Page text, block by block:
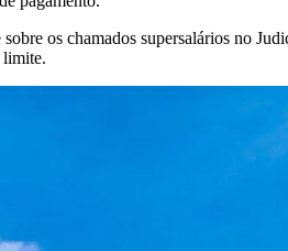
os chamados supersalários no
limite.